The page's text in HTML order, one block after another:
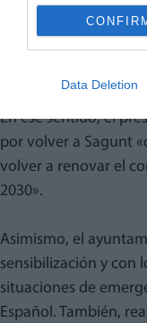
Data Deletion
ciudadanos,
participando y eso
En ese sentido, el
por volver a Sagunt
volver a renovar el
2030».
Asimismo, el
sensibilización y con
situaciones de
Español. También,